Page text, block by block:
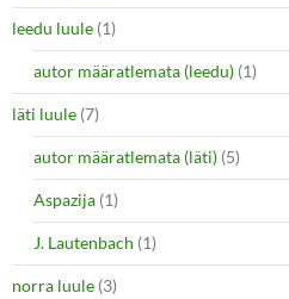
leedu luule (1)
autor määratlemata (leedu) (1)
läti luule (7)
autor määratlemata (läti) (5)
Aspazija (1)
J. Lautenbach (1)
norra luule (3)